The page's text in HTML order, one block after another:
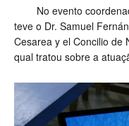
No evento
teve o Dr. Samuel
Cesarea y el Concilio de
qual tratou sobre a